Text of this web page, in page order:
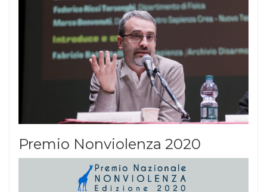
Premio Nonviolenza 2020